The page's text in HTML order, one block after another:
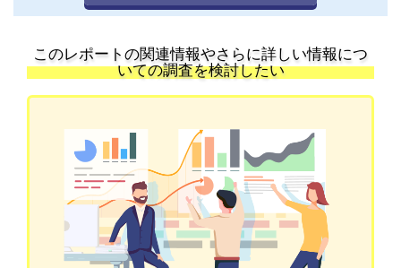
このレポートの関連情報やさらに詳しい情報につ
いての調査を検討したい